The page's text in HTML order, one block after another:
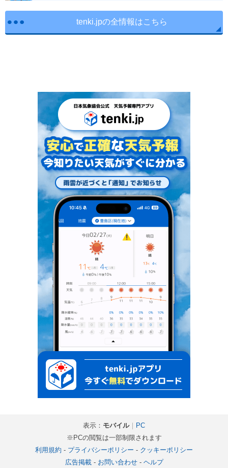
tenki.jpの全情報はこちら
表示： モバイル｜ PC
※PCの閲覧は一部制限されます
利用規約 - プライバシーポリシー - クッキーポリシー
広告掲載- お問い合わせ- ヘルプ